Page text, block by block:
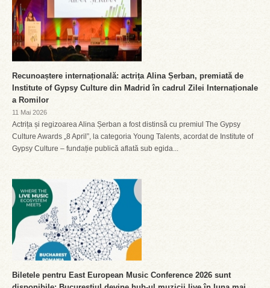
Recunoaștere internațională: actrița Alina Șerban, premiată de
Institute of Gypsy Culture din Madrid în cadrul Zilei Internaționale
a Romilor
11 Mai 2026
Actrița și regizoarea Alina Șerban a fost distinsă cu premiul The Gypsy
Culture Awards „8 April”, la categoria Young Talents, acordat de Institute of
Gypsy Culture – fundație publică aflată sub egida...
Biletele pentru East European Music Conference 2026 sunt